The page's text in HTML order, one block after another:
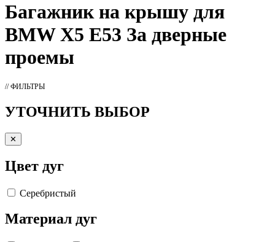
Багажникна крышу для
BMW X5 E53 За дверные
проемы
// ФИЛЬТРЫ
УТОЧНИТЬ ВЫБОР
✕
Цвет дуг
Серебристый
Материал дуг